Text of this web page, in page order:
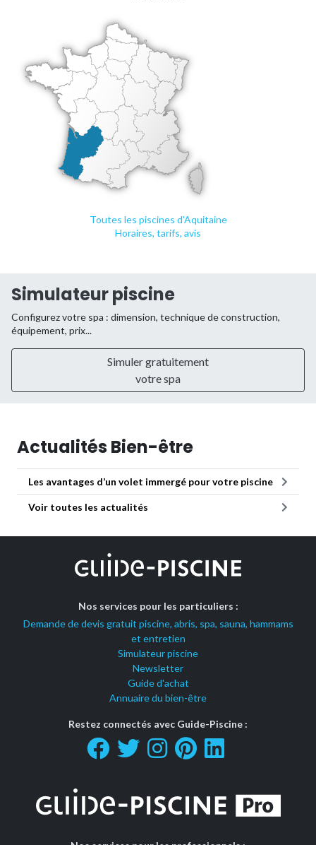
Toutes les piscines d'Aquitaine
Horaires, tarifs, avis
Simulateur piscine
Configurez votre spa : dimension, technique de construction,
équipement, prix...
Simuler gratuitement
votre spa
Actualités Bien-être
Les avantages d’un volet immergé pour votre piscine
Voir toutes les actualités
Nos services pour les particuliers :
Demande de devis gratuit piscine, abris, spa, sauna, hammams
et entretien
Simulateur piscine
Newsletter
Guide d'achat
Annuaire du bien-être
Restez connectés avec Guide-Piscine :